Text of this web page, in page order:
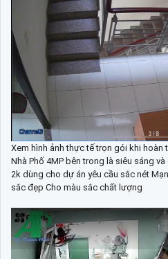
Xem hình ảnh thực tế trọn gói khi hoàn
Nhà Phố 4MP bên trong là siêu sáng
2k dùng cho dự án yêu cầu sắc nét
sắc đẹp Cho màu sắc chất lượng